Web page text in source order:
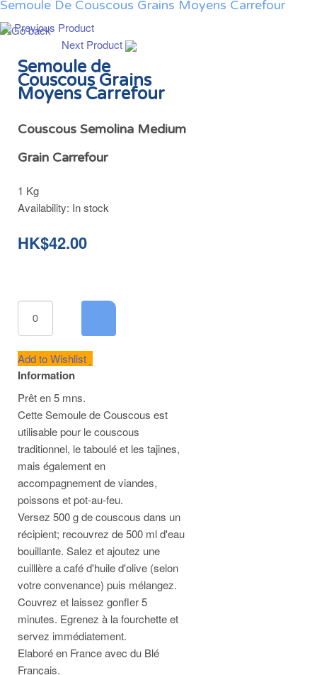
Semoule De Couscous Grains Moyens Carrefour
Previous Product
Next Product
Semoule de
Couscous Grains
Moyens Carrefour
Couscous Semolina Medium
Grain Carrefour
1 Kg
Availability: In stock
HK$42.00
Add to Wishlist
Information
Prêt en 5 mns.
Cette Semoule de Couscous est
utilisable pour le couscous
traditionnel, le taboulé et les tajines,
mais également en
accompagnement de viandes,
poissons et pot-au-feu.
Versez 500 g de couscous dans un
récipient; recouvrez de 500 ml d'eau
bouillante. Salez et ajoutez une
cuilllère a café d'huile d'olive (selon
votre convenance) puis mélangez.
Couvrez et laissez gonfler 5
minutes. Egrenez à la fourchette et
servez immédiatement.
Elaboré en France avec du Blé
Français.